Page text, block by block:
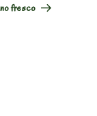
fresco